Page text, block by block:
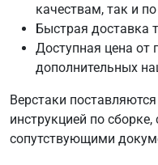
качествам, так и
Быстрая доставка
Доступная цена от
дополнительных
Верстаки
инструкцией по
сопутствующими